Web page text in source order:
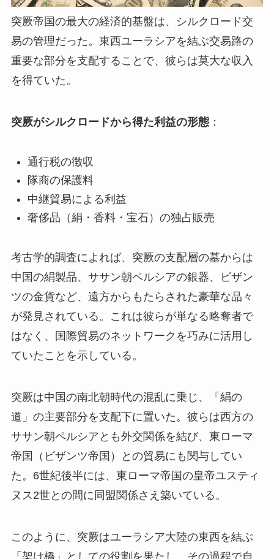
突厥帝国の最大の経済的基盤は、シルクロード交
易の管理だった。東西ユーラシアを結ぶ交易路の
重要な部分を支配することで、彼らは莫大な収入
を得ていた。
突厥がシルクロードから得た利益の形態：
通行税の徴収
隊商の保護料
中継貿易による利益
奢侈品（絹・香料・宝石）の独占販売
考古学的調査によれば、突厥の支配層の墓からは
中国の絹製品、ササン朝ペルシアの銀器、ビザン
ツの金貨など、遠方からもたらされた豪華な品々
が発見されている。これは彼らが単なる略奪者で
はなく、国際貿易のネットワークを巧みに活用し
ていたことを示している。
突厥は中国の南北朝時代の混乱に乗じ、「絹の
道」の主要部分を支配下に置いた。彼らは西方の
ササン朝ペルシアとも外交関係を結び、東ローマ
帝国（ビザンツ帝国）との貿易にも関与してい
た。6世紀後半には、東ローマ帝国の皇帝ユスティ
ヌス2世との間に同盟関係さえ築いている。
このように、突厥はユーラシア大陸の東西を結ぶ
「架け橋」としての役割を果たし、その過程で自